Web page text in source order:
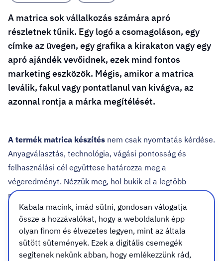
A matrica sok vállalkozás számára apró
részletnek tűnik. Egy logó a csomagoláson, egy
címke az üvegen, egy grafika a kirakaton vagy egy
apró ajándék vevőidnek, ezek mind fontos
marketing eszközök. Mégis, amikor a matrica
leválik, fakul vagy pontatlanul van kivágva, az
azonnal rontja a márka megítélését.
A termék matrica készítés nem csak nyomtatás kérdése.
Anyagválasztás, technológia, vágási pontosság és
felhasználási cél együttese határozza meg a
végeredményt. Nézzük meg, hol bukik el a legtöbb
matrica – és hogyan lehet ezt elkerülni.
1. Rosszul megválasztott
alapanyag
Kabala macink, imád sütni, gondosan válogatja
össze a hozzávalókat, hogy a weboldalunk épp
olyan finom és élvezetes legyen, mint az általa
sütött sütemények. Ezek a digitális csemegék
segítenek nekünk abban, hogy emlékezzünk rád,